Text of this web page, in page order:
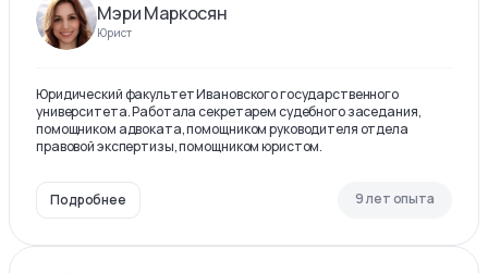
Мэри Маркосян
Юрист
Юридический факультет Ивановского государственного
университета. Работала секретарем судебного заседания,
помощником адвоката, помощником руководителя отдела
правовой экспертизы, помощником юристом.
Подробнее 9 лет опыта